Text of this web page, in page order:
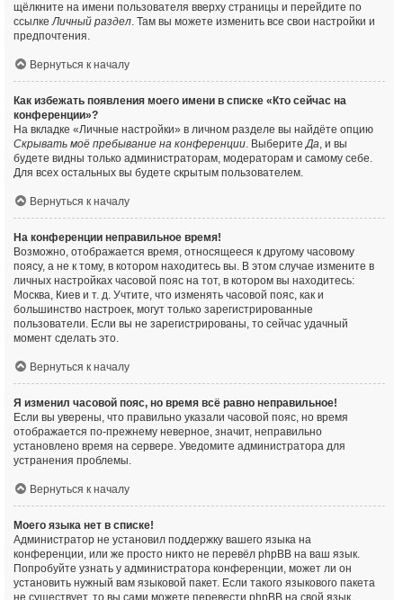
щёлкните на имени пользователя вверху страницы и перейдите по
ссылкеЛичный раздел. Там вы можете изменить все свои настройки и
предпочтения.
Вернуться к началу
Как избежать появления моего имени в списке «Кто сейчас на
конференции»?
На вкладке «Личные настройки» в личном разделе вы найдёте опцию
Скрывать моё пребывание на конференции. ВыберитеДа, и вы
будете видны только администраторам, модераторам и самому себе.
Для всех остальных вы будете скрытым пользователем.
Вернуться к началу
На конференции неправильное время!
Возможно, отображается время, относящееся к другому часовому
поясу, а не к тому, в котором находитесь вы. В этом случае измените в
личных настройках часовой пояс на тот, в котором вы находитесь:
Москва, Киев и т. д. Учтите, что изменять часовой пояс, как и
большинство настроек, могут только зарегистрированные
пользователи. Если вы не зарегистрированы, то сейчас удачный
момент сделать это.
Вернуться к началу
Я изменил часовой пояс, но время всё равно неправильное!
Если вы уверены, что правильно указали часовой пояс, но время
отображается по-прежнему неверное, значит, неправильно
установлено время на сервере. Уведомите администратора для
устранения проблемы.
Вернуться к началу
Моего языка нет в списке!
Администратор не установил поддержку вашего языка на
конференции, или же просто никто не перевёл phpBB на ваш язык.
Попробуйте узнать у администратора конференции, может ли он
установить нужный вам языковой пакет. Если такого языкового пакета
не существует, то вы сами можете перевести phpBB на свой язык.